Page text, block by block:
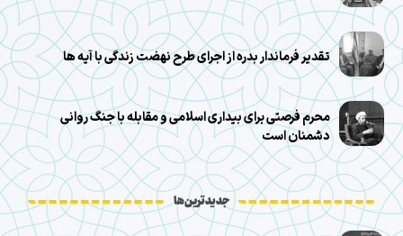
تقدیر فرماندار بدره از اجرای طرح نهضت زندگی با آیه ها
محرم فرصتی برای بیداری اسلامی و مقابله با جنگ روانی
دشمنان است
جدیدترین‌ها